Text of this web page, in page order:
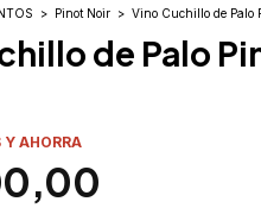
> Pinot Noir > Vino Cuchillo de Palo
de Palo
AHORRA